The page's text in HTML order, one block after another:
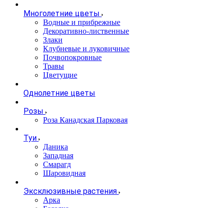
Многолетние цветы
Водные и прибрежные
Декоративно-лиственные
Злаки
Клубневые и луковичные
Почвопокровные
Травы
Цветущие
Однолетние цветы
Розы
Роза Канадская Парковая
Туи
Даника
Западная
Смарагд
Шаровидная
Эксклюзивные растения
Арка